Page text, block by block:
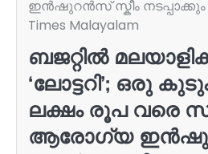
ഇൻഷുറൻസ് സ്കീം നടപ്പാക്കും
Times Malayalam
ബജറ്റിൽ
‘ലോട്ടറി’; ഒരു
ലക്ഷം രൂപ വരെ
ആരോഗ്യ